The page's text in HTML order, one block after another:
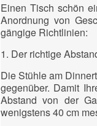
Einen Tisch schön
Anordnung von
gängige Richtlinien:
1. Der richtige
Die Stühle am
gegenüber. Damit
Abstand von der
wenigstens 40 cm